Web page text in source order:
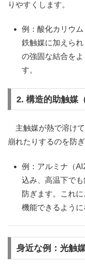
りやすくします。
例：酸化カリウ
鉄触媒に加えら
の強固な結合を
す。
2. 構造的助触媒
主触媒が熱で溶け
崩れたりするのを防ぎ
例：アルミナ（
込み、高温下で
防ぎます。これ
機能できるように
身近な例：光触